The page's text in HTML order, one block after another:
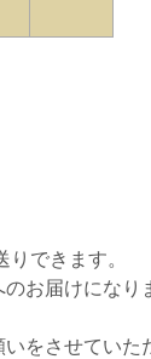
りできます。
お届けになり
をさせていた